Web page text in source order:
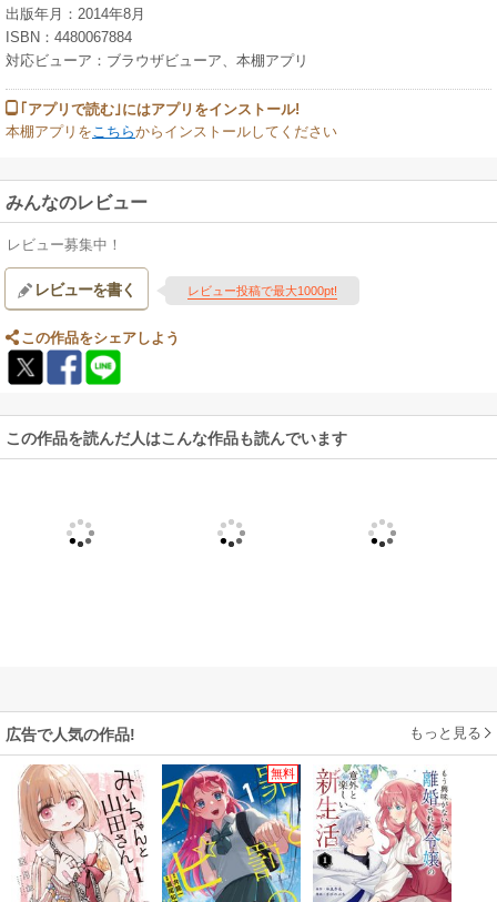
出版年月：2014年8月
ISBN：4480067884
対応ビューア：ブラウザビューア、本棚アプリ
｢アプリで読む｣にはアプリをインストール!
本棚アプリを こちらからインストールしてください
みんなのレビュー
レビュー募集中！
レビューを書く レビュー投稿で最大1000pt!
この作品をシェアしよう
この作品を読んだ人はこんな作品も読んでいます
広告で人気の作品! もっと見る
無料